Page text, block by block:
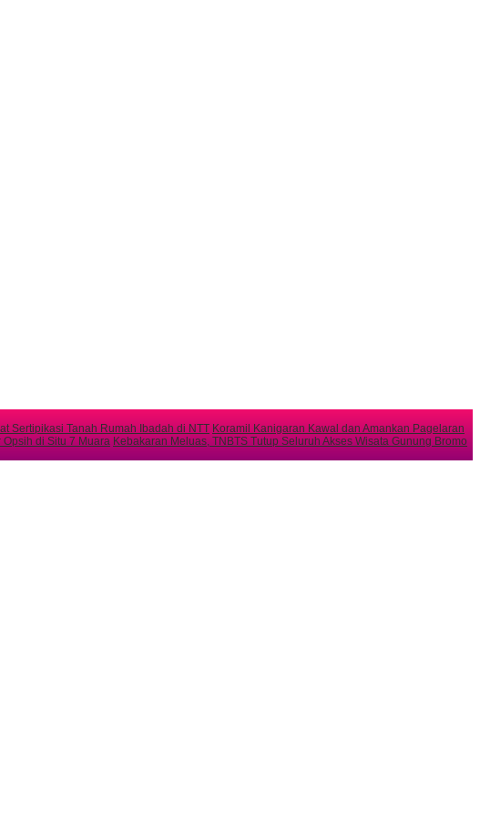
Sertipikasi Tanah Rumah Ibadah di NTT Koramil Kanigaran Kawal dan Amankan Pagelaran
di Situ 7 Muara Kebakaran Meluas, TNBTS Tutup Seluruh Akses Wisata Gunung Bromo